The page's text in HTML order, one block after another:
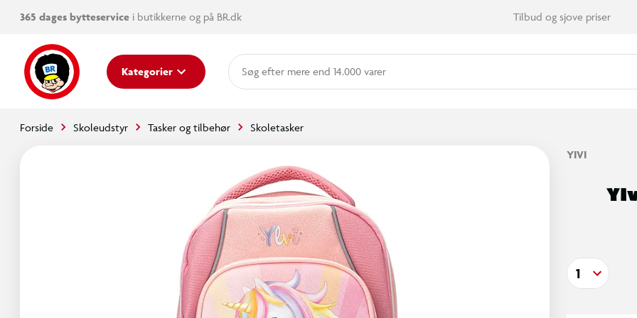
365 dages bytteservice i butikkerne og på BR.dk Tilbud og sjove priser
Kategorier mere end 14.000 varer
Forside Skoleudstyr Tasker og tilbehør Skoletasker
YIVI
1